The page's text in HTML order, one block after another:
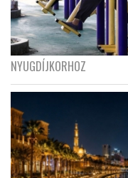
NYUGDÍJKORHOZ